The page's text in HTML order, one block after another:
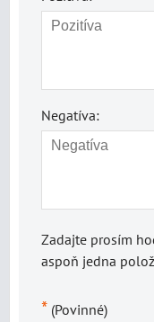
Negatíva:
Zadajte prosím
aspoň jedna
* (Povinné)